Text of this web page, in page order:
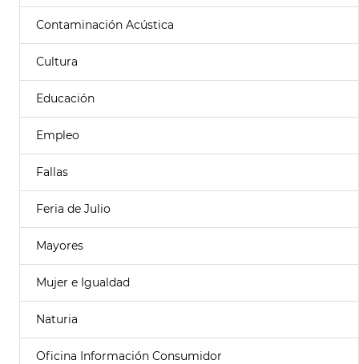
Contaminación Acústica
Cultura
Educación
Empleo
Fallas
Feria de Julio
Mayores
Mujer e Igualdad
Naturia
Oficina Información Consumidor